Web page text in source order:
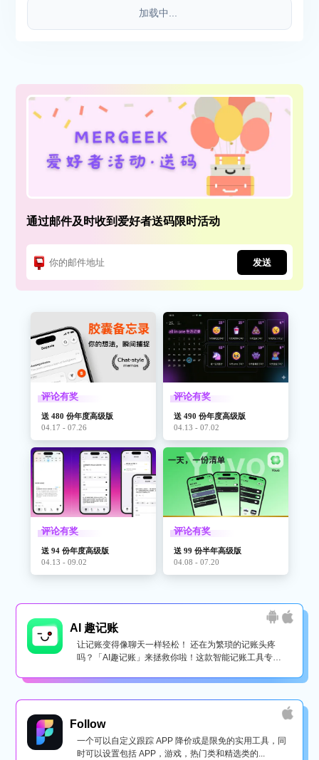
加载中...
通过邮件及时收到爱好者送码限时活动
发送
评论有奖
送 480 份年度高级版
04.17 - 07.26
评论有奖
送 490 份年度高级版
04.13 - 07.02
评论有奖
送 94 份年度高级版
04.13 - 09.02
评论有奖
送 99 份半年高级版
04.08 - 07.20
AI 趣记账
让记账变得像聊天一样轻松！ 还在为繁琐的记账头疼
吗？「AI趣记账」来拯救你啦！这款智能记账工具专为
Follow
一个可以自定义跟踪 APP 降价或是限免的实用工具，同
时可以设置包括 APP，游戏，热门类和精选类的...